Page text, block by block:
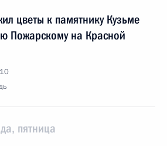
цветы к памятнику Кузьме
Пожарскому на Красной
пятница